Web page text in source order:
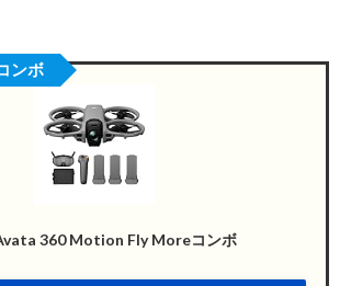
360 Motion Fly Moreコンボ
ンボ